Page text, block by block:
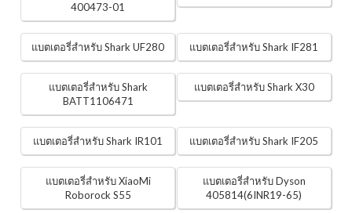
400473-01
แบตเตอรี่สำหรับ Shark UF280 แบตเตอรี่สำหรับ Shark IF281
แบตเตอรี่สำหรับ Shark
BATT1106471
แบตเตอรี่สำหรับ Shark X30
แบตเตอรี่สำหรับ Shark IR101 แบตเตอรี่สำหรับ Shark IF205
แบตเตอรี่สำหรับ XiaoMi
Roborock S55
แบตเตอรี่สำหรับ Dyson
405814(6INR19-65)